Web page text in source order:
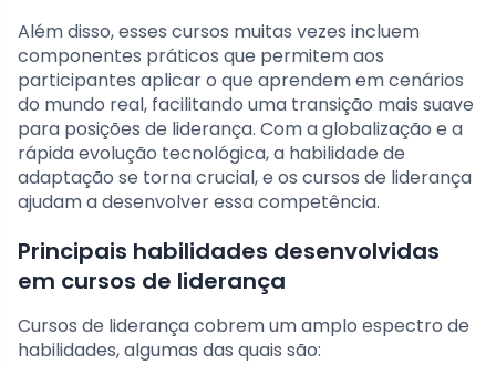
Além disso, esses cursos muitas vezes incluem
componentes práticos que permitem aos
participantes aplicar o que aprendem em cenários
do mundo real, facilitando uma transição mais suave
para posições de liderança. Com a globalização e a
rápida evolução tecnológica, a habilidade de
adaptação se torna crucial, e os cursos de liderança
ajudam a desenvolver essa competência.
Principais habilidades desenvolvidas
em cursos de liderança
Cursos de liderança cobrem um amplo espectro de
habilidades, algumas das quais são: